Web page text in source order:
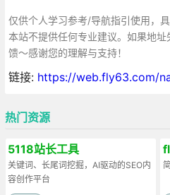
仅供个人学习参考/导航指引使用，
本站不提供任何专业建议。如果地
馈～感谢您的理解与支持！
链接: https://web.fly63.com/
热门资源
5118站长工具
关键词、长尾词挖掘，AI驱动的SEO内
容创作平台